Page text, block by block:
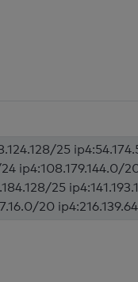
25
ip4:108.179.144.0/
25
20